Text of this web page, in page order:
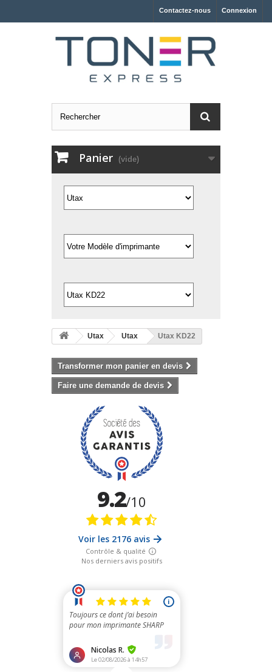
Connexion
Contactez-nous
Panier (vide)
Utax Utax Utax KD22
Transformer mon panier en devis
Faire une demande de devis